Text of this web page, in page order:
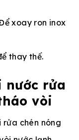
xoay ron inox
thay thế.
nước rửa
vòi
chén nóng